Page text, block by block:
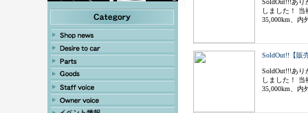
SoldOut!!!あ
しました！
35,000km、内
SoldOut!!【販
SoldOut!!!あ
しました！
35,000km、内